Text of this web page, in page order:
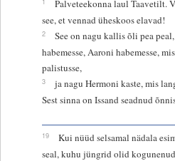
Palveteekonna laul Taavetilt.
see, et vennad üheskoos elavad!
2
See on nagu kallis õli pea
habemesse, Aaroni habemesse,
palistusse,
3
ja nagu Hermoni kaste, mis
Sest sinna on Issand seadnud
19
Kui nüüd selsamal nädala
seal, kuhu jüngrid olid